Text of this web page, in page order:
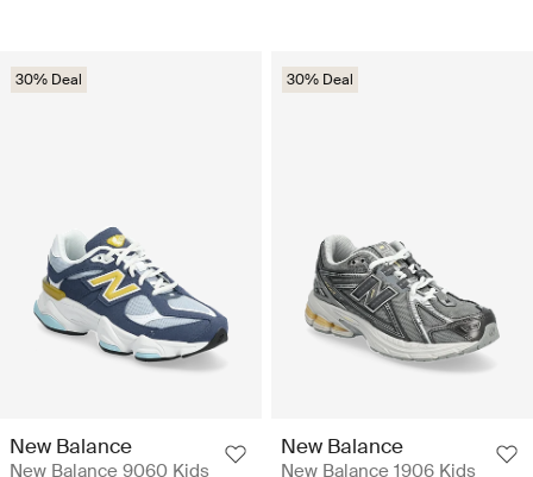
30% Deal
New Balance
New Balance 9060 Kids
30% Deal
New Balance
New Balance 1906 Kids